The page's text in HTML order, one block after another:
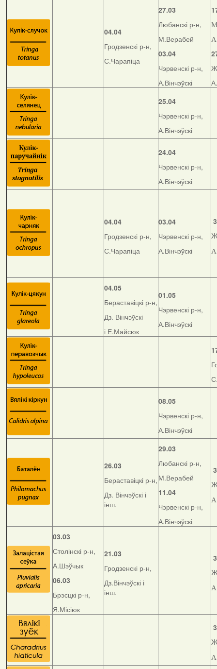
04.04
Гродзенскі р-н,
С.Чарапіца
27.03
Любанскі р-н,
М.Верабей
03.04
Чэрвенскі р-н,
А.Вінчэўскі
25.04
Чэрвенскі р-н,
А.Вінчэўскі
24.04
Чэрвенскі р-н,
А.Вінчэўскі
04.04
Гродзенскі р-н,
С.Чарапіца
03.04
Чэрвенскі р-н,
А.Вінчэўскі
04.05
Бераставіцкі р-н,
Дз. Вінчэўскі
і Е.Майсюк
01.05
Чэрвенскі р-н,
А.Вінчэўскі
08.05
Чэрвенскі р-н,
А.Вінчэўскі
26.03
Бераставіцкі р-н,
Дз. Вінчэўскі і
інш.
29.03
Любанскі р-н,
М.Верабей
11.04
Чэрвенскі р-н,
А.Вінчэўскі
03.03
Столінскі р-н,
А.Шэўчык
06.03
Брэсцкі р-н,
Я.Місіюк
21.03
Гродзенскі р-н,
Дз.Вінчэўскі і
інш.